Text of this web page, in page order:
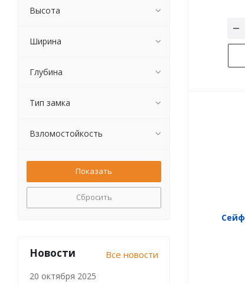
Сейф
Высота
Ширина
Глубина
Тип замка
Взломостойкость
Сбросить
Новости Все новости
20 октября 2025